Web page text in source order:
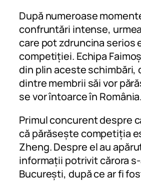
După numeroase
confruntări intense,
care pot zdruncina serios
competiției. Echipa
din plin aceste schimbări,
dintre membrii săi vor
se vor întoarce în România.
Primul concurent despre
că părăsește competiția
Zheng. Despre el au
informații potrivit cărora
București, după ce ar fi